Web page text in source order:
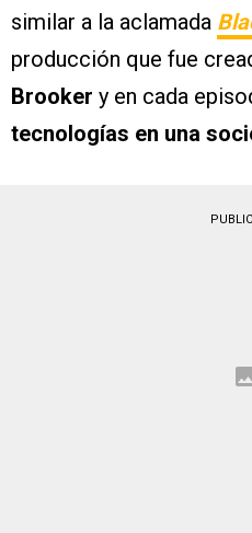
similar a la aclamada
producción que fue
Brooker y en cada
tecnologías en una